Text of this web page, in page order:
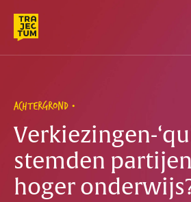
content
ACHTERGROND
Verkiezingen-
stemden
hoger